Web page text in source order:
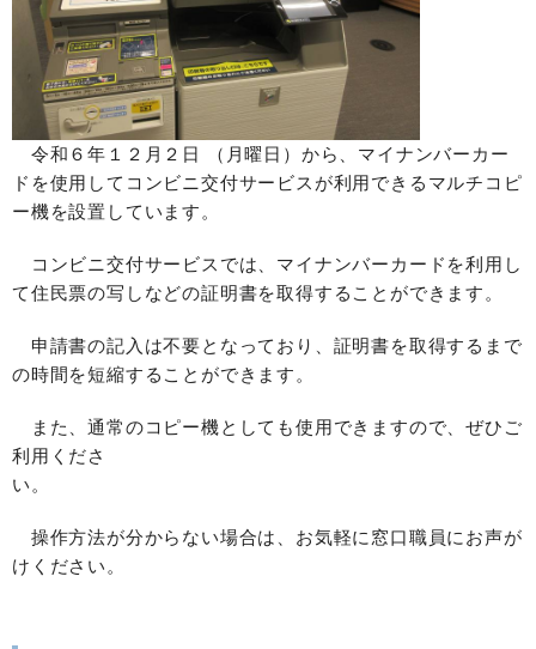
令和６年１２月２日 （月曜日）から、マイナンバーカー
ドを使用してコンビニ交付サービスが利用できるマルチコピ
ー機を設置しています。
コンビニ交付サービスでは、マイナンバーカードを利用し
て住民票の写しなどの証明書を取得することができます。
申請書の記入は不要となっており、証明書を取得するまで
の時間を短縮することができます。
また、通常のコピー機としても使用できますので、ぜひご
利用くださ
い。
操作方法が分からない場合は、お気軽に窓口職員にお声が
けください。